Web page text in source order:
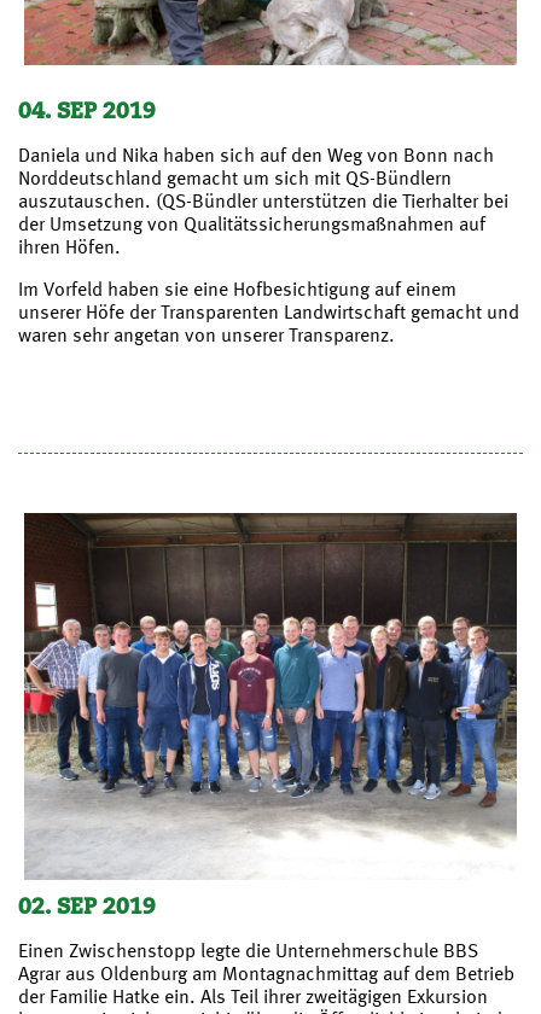
04. SEP 2019
Daniela und Nika haben sich auf den Weg von Bonn nach
Norddeutschland gemacht um sich mit QS-Bündlern
auszutauschen. (QS-Bündler unterstützen die Tierhalter bei
der Umsetzung von Qualitätssicherungsmaßnahmen auf
ihren Höfen.
Im Vorfeld haben sie eine Hofbesichtigung auf einem
unserer Höfe der Transparenten Landwirtschaft gemacht und
waren sehr angetan von unserer Transparenz.
02. SEP 2019
Einen Zwischenstopp legte die Unternehmerschule BBS
Agrar aus Oldenburg am Montagnachmittag auf dem Betrieb
der Familie Hatke ein. Als Teil ihrer zweitägigen Exkursion